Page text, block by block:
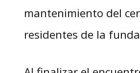
mantenimiento del
residentes de la